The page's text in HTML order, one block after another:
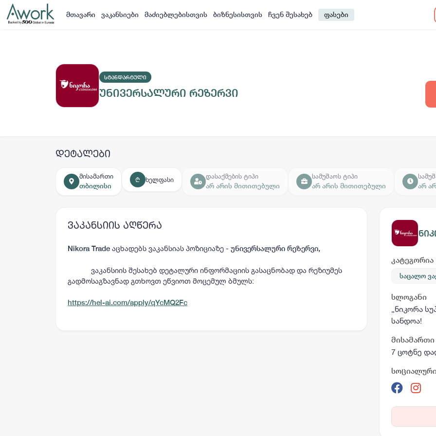
მთავარი ვაკანსიები მაძიებლებისთვის ბიზნესისთვის ჩვენ შესახებ ფასები
ᲡᲢᲐᲜᲓᲐᲠᲢᲣᲚᲘ
უნივერსალური რეზერვი
დეტალები
მისამართი
თბილისი
₾ ხელფასი
დასაქმების ტიპი
არ არის მითითებული
სამუშაოს ტიპი
არ არის მითითებული
არ
ვაკანსიის აღწერა
Nikora Trade აცხადებს ვაკანსიას პოზიციაზე - უნივერსალური რეზერვი,
ვაკანსიის შესახებ დეტალური ინფორმაციის გასაცნობად და რეზიუმეს
გადმოსაგზავნად გთხოვთ ეწვიოთ მოცემულ ბმულს:
https://hel-ai.com/apply/qYcMQ2Fc
კატეგორია
საცალო
სლოგანი
„ნიკორა
სანდოა!
მისამართი
7 ცოტნე